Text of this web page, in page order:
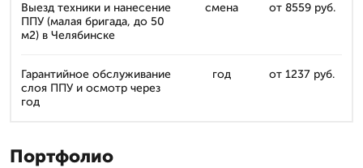
Выезд техники и нанесение
ППУ (малая бригада, до 50
м2) в Челябинске
смена от 8559 руб.
Гарантийное обслуживание
слоя ППУ и осмотр через
год
год от 1237 руб.
Портфолио